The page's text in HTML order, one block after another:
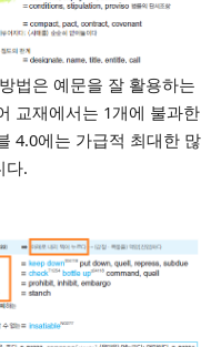
법은 예문을 잘 활용하는
교재에서는 1개에 불과한
4.0에는 가급적 최대한 많
다.